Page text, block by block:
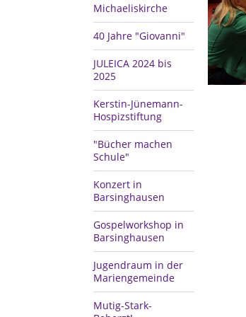
Michaeliskirche
40 Jahre "Giovanni"
JULEICA 2024 bis
2025
Kerstin-Jünemann-
Hospizstiftung
"Bücher machen
Schule"
Konzert in
Barsinghausen
Gospelworkshop in
Barsinghausen
Jugendraum in der
Mariengemeinde
Mutig-Stark-